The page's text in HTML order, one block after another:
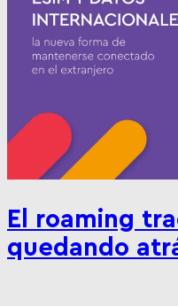
El roaming
quedando